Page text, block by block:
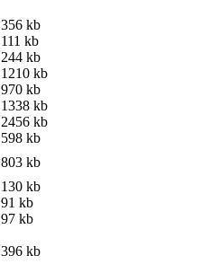
356 kb
111 kb
244 kb
1210 kb
970 kb
1338 kb
2456 kb
598 kb
803 kb
130 kb
91 kb
97 kb
396 kb